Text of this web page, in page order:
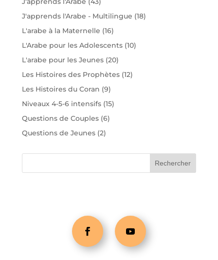
J'apprends l'Arabe - Multilingue (18)
L'arabe à la Maternelle (16)
L'Arabe pour les Adolescents (10)
L'arabe pour les Jeunes (20)
Les Histoires des Prophètes (12)
Les Histoires du Coran (9)
Niveaux 4-5-6 intensifs (15)
Questions de Couples (6)
Questions de Jeunes (2)